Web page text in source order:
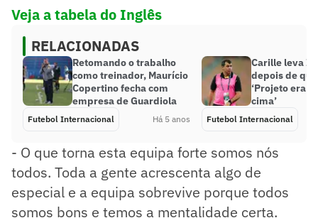
Veja a tabela do Inglês
RELACIONADAS
Retomando o trabalho
como treinador, Maurício
Copertino fecha com
empresa de Guardiola
Futebol Internacional Há 5 anos
Carille leva
depois de
‘Projeto era
cima’
Futebol Internacional
- O que torna esta equipa forte somos nós
todos. Toda a gente acrescenta algo de
especial e a equipa sobrevive porque todos
somos bons e temos a mentalidade certa.